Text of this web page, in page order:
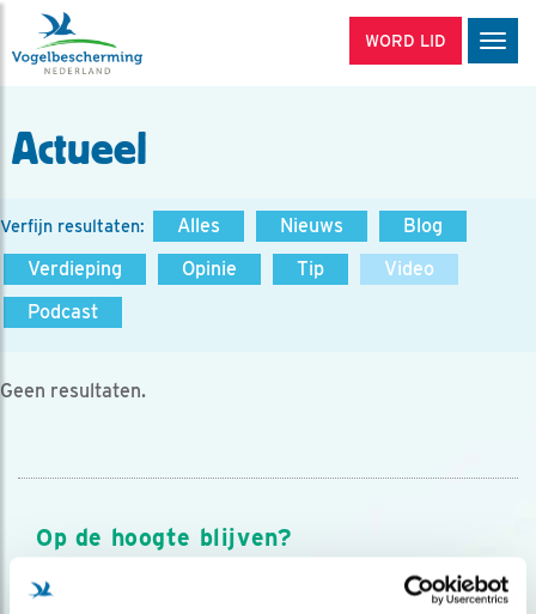
WORD LID
Actueel
Verfijn resultaten: Alles Nieuws
Blog
Verdieping
Opinie Tip
Video
Podcast
Geen resultaten.
Op de hoogte blijven?
Meld je aan en ontvang nieuws, inspiratie, acties en tips
over vogels en activiteiten van Vogelbescherming.